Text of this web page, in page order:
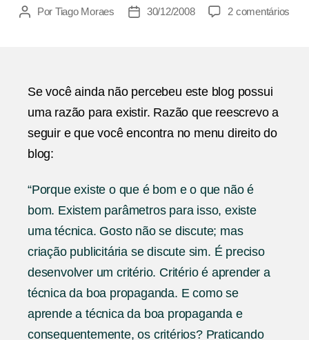
Autor
Por Tiago Moraes
Data30/12/2008 2 comentários
Se você ainda não percebeu este blog possui
uma razão para existir. Razão que reescrevo a
seguir e que você encontra no menu direito do
blog:
“Porque existe o que é bom e o que não é
bom. Existem parâmetros para isso, existe
uma técnica. Gosto não se discute; mas
criação publicitária se discute sim. É preciso
desenvolver um critério. Critério é aprender a
técnica da boa propaganda. E como se
aprende a técnica da boa propaganda e
consequentemente, os critérios? Praticando